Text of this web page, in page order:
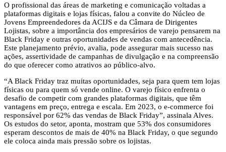
O profissional das áreas de marketing e comunicação voltadas a
plataformas digitais e lojas físicas, falou a convite do Núcleo de
Jovens Empreendedores da ACIJS e da Câmara de Dirigentes
Lojistas, sobre a importância dos empresários de varejo pensarem na
Black Friday e outras oportunidades de vendas com antecedência.
Este planejamento prévio, avalia, pode assegurar mais sucesso nas
ações, assertividade de campanhas de divulgação e na compreensão
do que oferecer como atrativos ao público-alvo.
“A Black Friday traz muitas oportunidades, seja para quem tem lojas
físicas ou para quem só vende online. O varejo físico enfrenta o
desafio de competir com grandes plataformas digitais, que têm
vantagens em preço, entrega e escala. Em 2023, o e-commerce foi
responsável por 62% das vendas de Black Friday”, assinala Alves.
Os estudos do setor, aponta, mostram que 53% dos consumidores
esperam descontos de mais de 40% na Black Friday, o que segundo
ele coloca ainda mais pressão sobre os lojistas.